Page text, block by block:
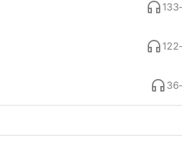
133
122
36